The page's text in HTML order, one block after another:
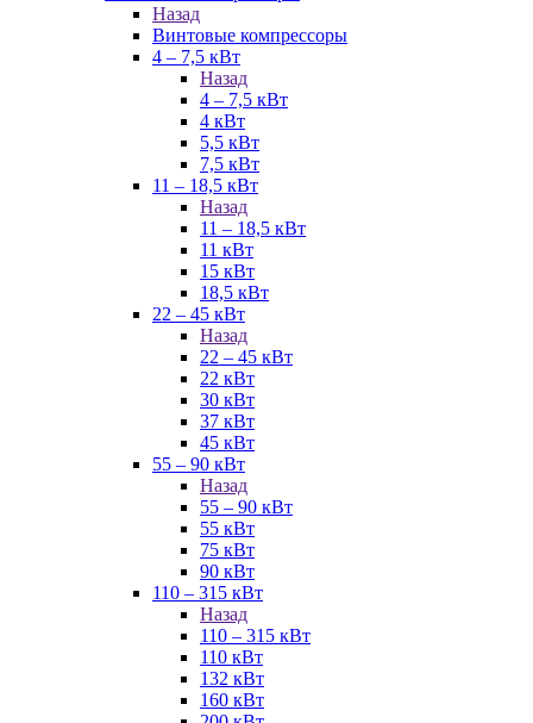
Назад
Винтовые компрессоры
4 – 7,5 кВт
Назад
4 – 7,5 кВт
4 кВт
5,5 кВт
7,5 кВт
11 – 18,5 кВт
Назад
11 – 18,5 кВт
11 кВт
15 кВт
18,5 кВт
22 – 45 кВт
Назад
22 – 45 кВт
22 кВт
30 кВт
37 кВт
45 кВт
55 – 90 кВт
Назад
55 – 90 кВт
55 кВт
75 кВт
90 кВт
110 – 315 кВт
Назад
110 – 315 кВт
110 кВт
132 кВт
160 кВт